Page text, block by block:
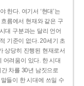
한다. 여기서 ‘현대’는
름에서 현재와 같은 구
대 구분과는 달리 언어
기준이 없다. 20세기 초
상당히 진행된 현재로서
어려움이 있다. 한 시대
차를 30년 남짓으로
들이 한 시대에 쓰일 수